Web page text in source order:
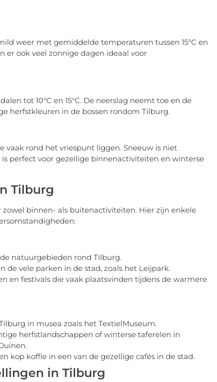
weer met gemiddelde temperaturen tussen 15°C en
er ook veel zonnige dagen ideaal voor
tot 10°C en 15°C. De neerslag neemt toe en de
herfstkleuren in de bossen rondom Tilburg.
rond het vriespunt liggen. Sneeuw is niet
perfect voor gezellige binnenactiviteiten en winterse
Tilburg
binnen- als buitenactiviteiten. Hier zijn enkele
natuurgebieden rond Tilburg.
de vele parken in de stad, zoals het Leijpark.
en festivals die vaak plaatsvinden tijdens de warmere
in musea zoals het TextielMuseum.
herfstlandschappen of winterse taferelen in
kop koffie in een van de gezellige cafés in de stad.
in Tilburg